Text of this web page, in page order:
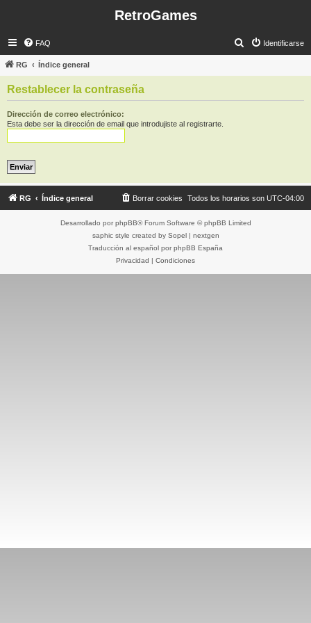
RetroGames
FAQ Identificarse
s
RG Índice general
Restablecer la contraseña
Dirección de correo electrónico:
Esta debe ser la dirección de email que introdujiste al registrarte.
RG Índice general Todos los horarios son UTC-04:00
Borrar cookies
Desarrollado por phpBB® Forum Software © phpBB Limited
saphic style created by Sopel| nextgen
Traducción al español por phpBB España
Privacidad | Condiciones